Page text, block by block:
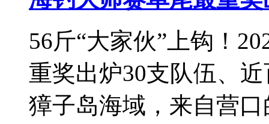
56斤“大家伙”上钩！
重奖出炉30支队伍、
獐子岛海域，来自营